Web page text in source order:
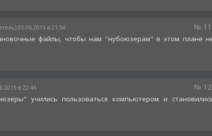
05.06.2015 в 21:54 № 11
файлы, чтобы нам ''нубоюзерам" в этом плане
в 22:46 № 12
учились пользоваться компьютером и